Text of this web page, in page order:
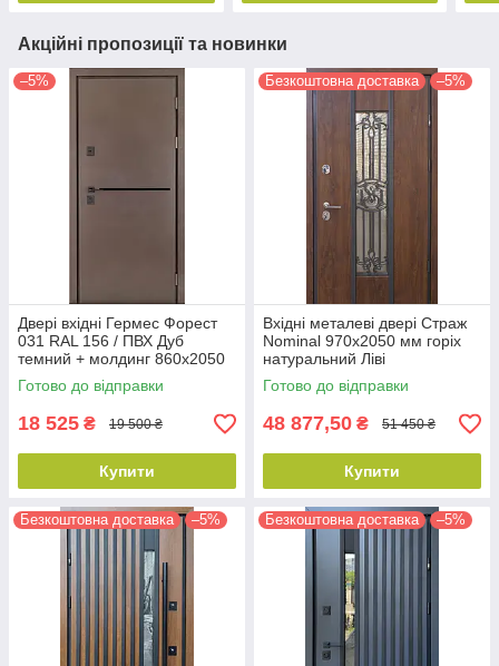
Акційні пропозиції та новинки
–5%
Двері вхідні Гермес Форест
031 RAL 156 / ПВХ Дуб
темний + молдинг 860х2050
мм
Готово до відправки
18 525 ₴ 19 500 ₴
Купити
Безкоштовна доставка –5%
Вхідні металеві двері Страж
Nominal 970х2050 мм горіх
натуральний Ліві
Готово до відправки
48 877,50 ₴ 51 450 ₴
Купити
Безкоштовна доставка –5% Безкоштовна доставка –5%